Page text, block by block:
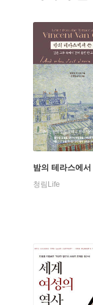
밤의 테라스에
청림Life